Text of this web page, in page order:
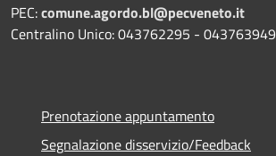
PEC:comune.agordo.bl@pecveneto.it
Centralino Unico: 043762295 - 043763949
Prenotazione appuntamento
Segnalazione disservizio/Feedback